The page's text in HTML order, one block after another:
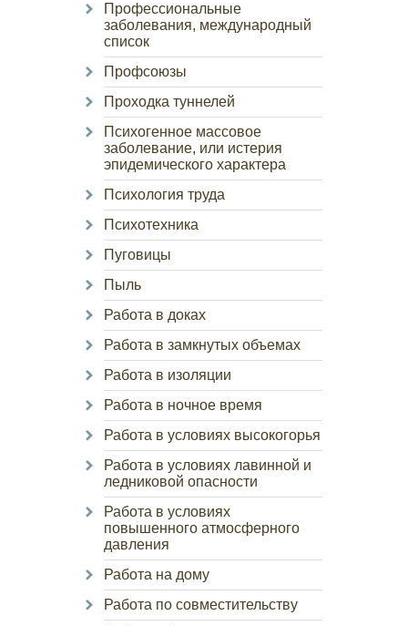
Профессиональные
заболевания, международный
список
Профсоюзы
Проходка туннелей
Психогенное массовое
заболевание, или истерия
эпидемического характера
Психология труда
Психотехника
Пуговицы
Пыль
Работа в доках
Работа в замкнутых объемах
Работа в изоляции
Работа в ночное время
Работа в условиях высокогорья
Работа в условиях лавинной и
ледниковой опасности
Работа в условиях
повышенного атмосферного
давления
Работа на дому
Работа по совместительству